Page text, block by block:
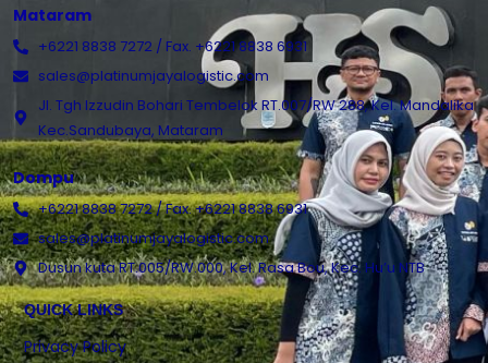
Mataram
+6221 8838 7272 / Fax. +6221 8838 6931
sales@platinumjayalogistic.com
Jl. Tgh Izzudin Bohari Tembelok RT.007/RW 288, Kel. Mandalika
Kec.Sandubaya, Mataram
Dompu
+6221 8838 7272 / Fax. +6221 8838 6931
sales@platinumjayalogistic.com
Dusun kuta RT.005/RW.000, Kel. Rasa Bou, Kec. Hu’u NTB
QUICK LINKS
Privacy Policy